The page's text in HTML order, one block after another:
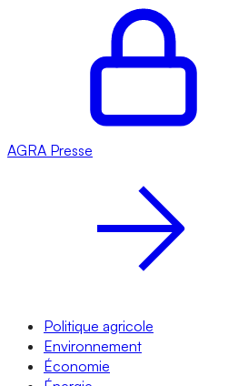
AGRA Presse
Politique agricole
Environnement
Économie